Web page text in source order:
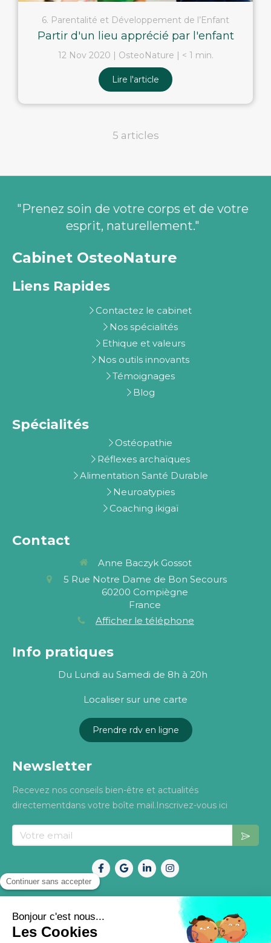
6. Parentalité et Développement de l’Enfant
Partir d'un lieu apprécié par l'enfant
12 Nov 2020 OsteoNature < 1 min.
Lire l'article
5 articles
Cabinet OsteoNature
"Prenez soin de votre corps et de votre
esprit, naturellement."
Liens Rapides
Contactez le cabinet
Nos spécialités
Ethique et valeurs
Nos outils innovants
Témoignages
Blog
Spécialités
Ostéopathie
Réflexes archaïques
Alimentation Santé Durable
Neuroatypies
Coaching ikigaï
Contact
Anne Baczyk Gossot
5 Rue Notre Dame de Bon Secours
60200 Compiègne
France
Afficher le téléphone
Info pratiques
Du Lundi au Samedi de 8h à 20h
Localiser sur une carte
Prendre rdv en ligne
Newsletter
Recevez nos conseils bien-être et actualités
directementdans votre boîte mail.Inscrivez-vous ici
Votre email
Mentions légales
Politique de confidentialité